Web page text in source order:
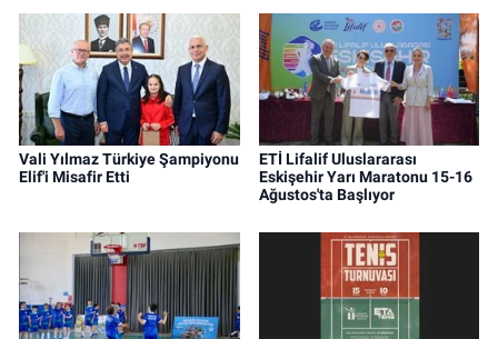
Vali Yılmaz Türkiye Şampiyonu
Elif'i Misafir Etti
ETİ Lifalif Uluslararası
Eskişehir Yarı Maratonu 15-16
Ağustos'ta Başlıyor